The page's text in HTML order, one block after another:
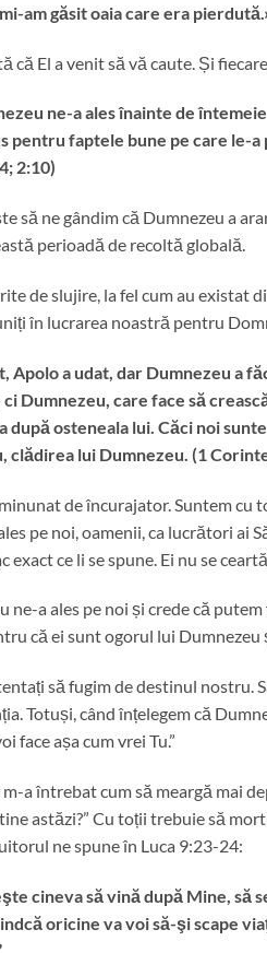
am găsit oaia care era
că El a venit să vă caute. Și
ne-a ales înainte de
pentru faptele bune pe care le-
2:10)
să ne gândim că Dumnezeu a
perioadă de recoltă globală.
de slujire, la fel cum au existat
în lucrarea noastră pentru
Apolo a udat, dar Dumnezeu a
Dumnezeu, care face să
după osteneala lui. Căci noi
clădirea lui Dumnezeu. (1
de încurajator. Suntem
pe noi, oamenii, ca lucrători ai
exact ce li se spune. Ei nu se
ne-a ales pe noi și crede că
că ei sunt ogorul lui Dumnezeu
să fugim de destinul nostru.
Totuși, când înțelegem că
face așa cum vrei Tu.”
a întrebat cum să meargă mai
astăzi?” Cu toții trebuie să
ne spune în Luca 9:23-24:
cineva să vină după Mine, să
oricine va voi să-şi scape